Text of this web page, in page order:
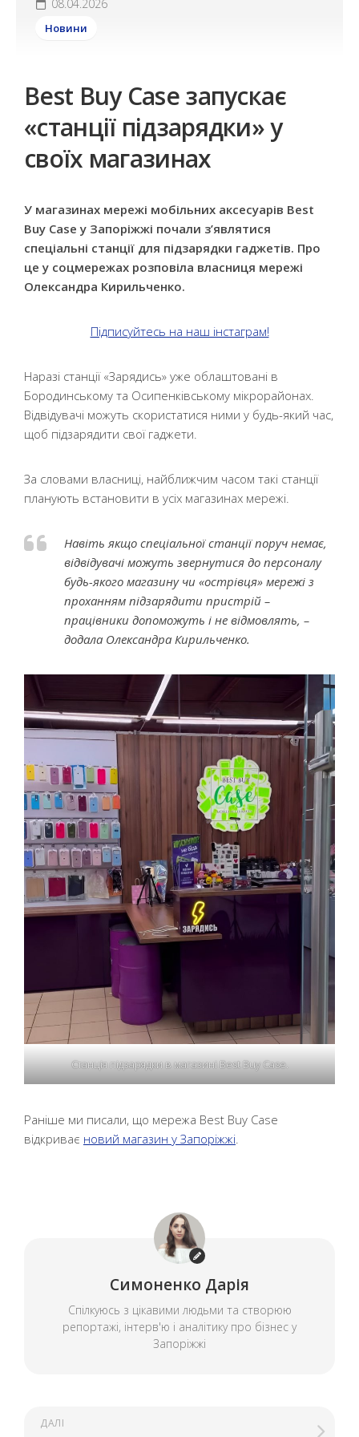
08.04.2026
Новини
Best Buy Case запускає
«станції підзарядки» у
своїх магазинах
У магазинах мережі мобільних аксесуарів Best
Buy Case у Запоріжжі почали з’являтися
спеціальні станції для підзарядки гаджетів. Про
це у соцмережах розповіла власниця мережі
Олександра Кирильченко.
Підписуйтесь на наш інстаграм!
Наразі станції «Зарядись» уже облаштовані в
Бородинському та Осипенківському мікрорайонах.
Відвідувачі можуть скористатися ними у будь-який час,
щоб підзарядити свої гаджети.
За словами власниці, найближчим часом такі станції
планують встановити в усіх магазинах мережі.
Навіть якщо спеціальної станції поруч немає,
відвідувачі можуть звернутися до персоналу
будь-якого магазину чи «острівця» мережі з
проханням підзарядити пристрій –
працівники допоможуть і не відмовлять, –
додала Олександра Кирильченко.
Станція підзарядки в магазині Best Buy Case.
Раніше ми писали, що мережа Best Buy Case
відкриває новий магазин у Запоріжжі.
Симоненко Дарія
Спілкуюсь з цікавими людьми та створюю
репортажі, інтерв'ю і аналітику про бізнес у
Запоріжжі
ДАЛІ